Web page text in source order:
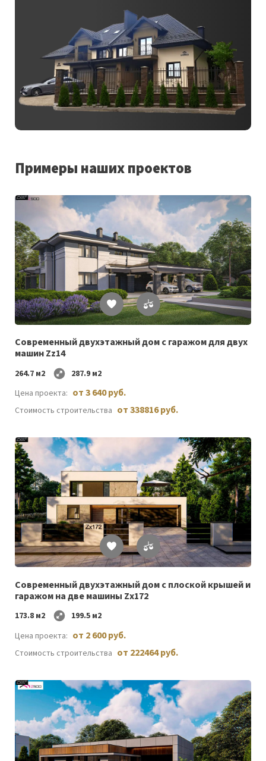
Примеры наших проектов
Список
желаемого
Современный двухэтажный дом с гаражом для двух
машин Zz14
264.7 м2
287.9 м2
Цена проекта: от 3 640 руб.
Стоимость строительства от 338816 руб.
Список
желаемого
Cовременный двухэтажный дом с плоской крышей и
гаражом на две машины Zx172
173.8 м2
199.5 м2
Цена проекта: от 2 600 руб.
Стоимость строительства от 222464 руб.